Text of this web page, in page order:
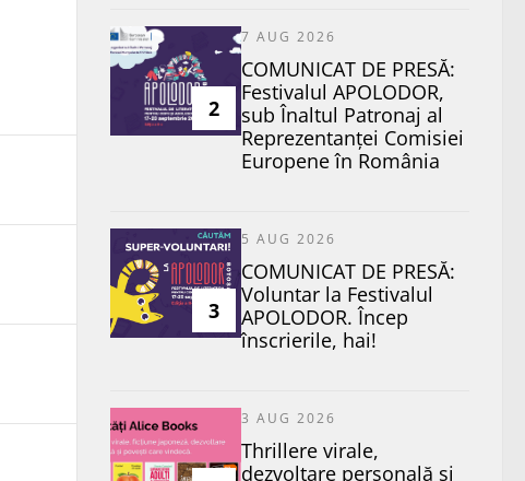
2
7 AUG 2026
COMUNICAT DE PRESĂ:
Festivalul APOLODOR,
sub Înaltul Patronaj al
Reprezentanței Comisiei
Europene în România
3
5 AUG 2026
COMUNICAT DE PRESĂ:
Voluntar la Festivalul
APOLODOR. Încep
înscrierile, hai!
3 AUG 2026
Thrillere virale,
dezvoltare personală și